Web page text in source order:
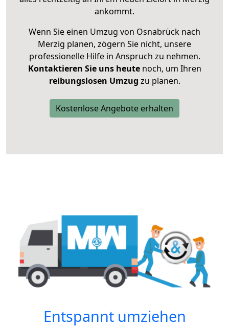
ankommt.
Wenn Sie einen Umzug von Osnabrück nach
Merzig planen, zögern Sie nicht, unsere
professionelle Hilfe in Anspruch zu nehmen.
Kontaktieren Sie uns heutenoch, um Ihren
reibungslosen Umzug zu planen.
Kostenlose Angebote erhalten
Entspannt umziehen